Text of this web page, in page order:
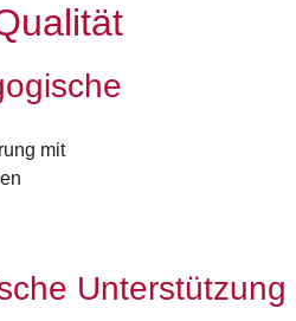
mit
Unterstützung